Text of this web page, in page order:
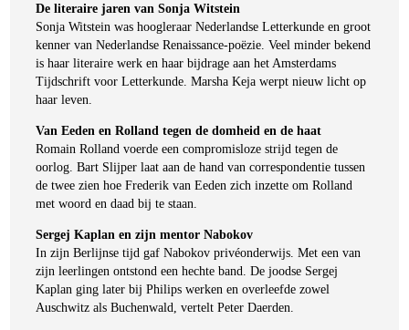
Parelduiker 2025/2
De literaire jaren van Sonja Witstein
Sonja Witstein was hoogleraar Nederlandse Letterkunde en groot
kenner van Nederlandse Renaissance-poëzie. Veel minder bekend
is haar literaire werk en haar bijdrage aan het Amsterdams
Tijdschrift voor Letterkunde. Marsha Keja werpt nieuw licht op
haar leven.
Van Eeden en Rolland tegen de domheid en de haat
Romain Rolland voerde een compromisloze strijd tegen de
oorlog. Bart Slijper laat aan de hand van correspondentie tussen
de twee zien hoe Frederik van Eeden zich inzette om Rolland
met woord en daad bij te staan.
Sergej Kaplan en zijn mentor Nabokov
In zijn Berlijnse tijd gaf Nabokov privéonderwijs. Met een van
zijn leerlingen ontstond een hechte band. De joodse Sergej
Kaplan ging later bij Philips werken en overleefde zowel
Auschwitz als Buchenwald, vertelt Peter Daerden.